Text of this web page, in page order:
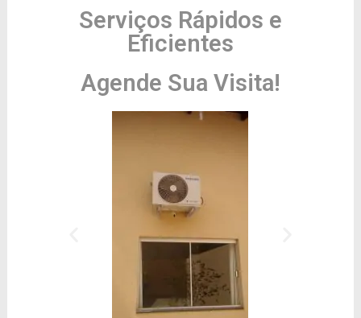
Serviços Rápidos e
Eficientes
Agende Sua Visita!